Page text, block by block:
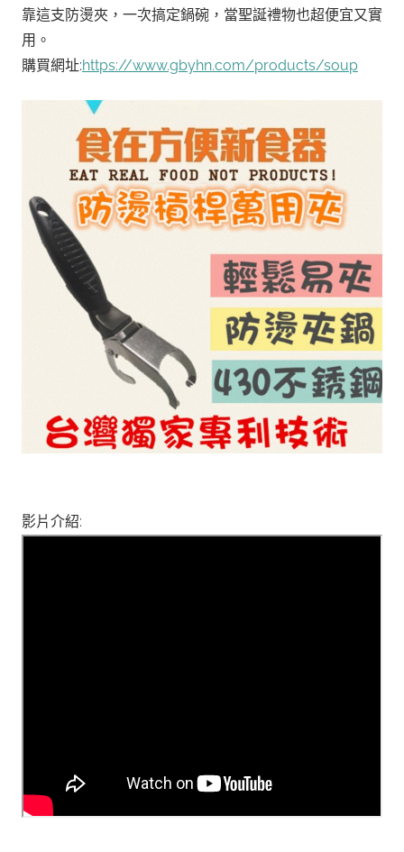
靠這支防燙夾，一次搞定鍋碗，當聖誕禮物也超便宜又實
用。
購買網址:https://www.gbyhn.com/products/soup
影片介紹: